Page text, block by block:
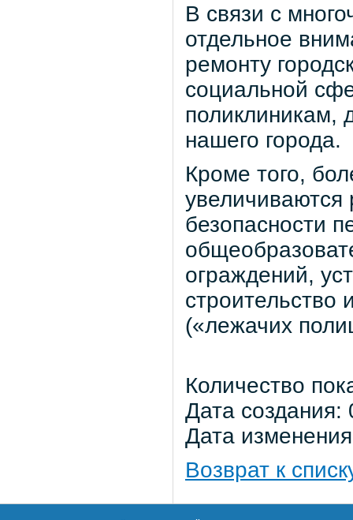
В связи с
отдельное
ремонту
социальной
поликлиникам,
нашего города.
Кроме того,
безопасности
ограждений,
строительство
(«лежачих
Количество
Дата
Дата
Возврат к